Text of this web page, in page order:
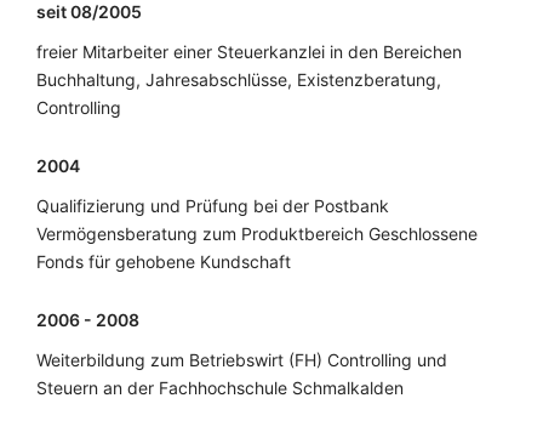
seit 08/2005
freier Mitarbeiter einer Steuerkanzlei in den Bereichen
Buchhaltung, Jahresabschlüsse, Existenzberatung,
Controlling
2004
Qualifizierung und Prüfung bei der Postbank
Vermögensberatung zum Produktbereich Geschlossene
Fonds für gehobene Kundschaft
2006 - 2008
Weiterbildung zum Betriebswirt (FH) Controlling und
Steuern an der Fachhochschule Schmalkalden